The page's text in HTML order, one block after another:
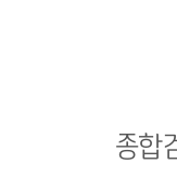
종합